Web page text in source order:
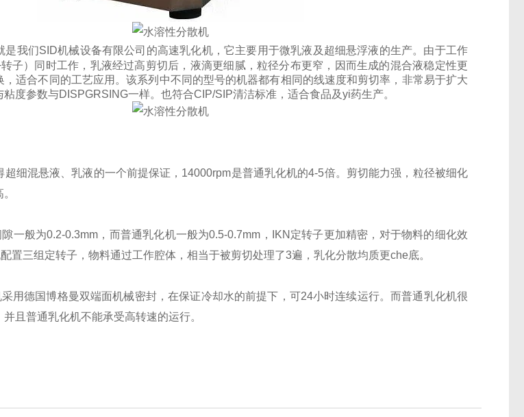
是我们SID机械设备有限公司的高速乳化机，它主要用于微乳液及超细悬浮液的生产。由于工作
子）同时工作，乳液经过高剪切后，液滴更细腻，粒径分布更窄，因而生成的混合液稳定性更
适合不同的工艺应用。该系列中不同的型号的机器都有相同的线速度和剪切率，非常易于扩大
度参数与DISPGRSING一样。也符合CIP/SIP清洁标准，适合食品及yi药生产。
超细混悬液、乳液的一个前提保证，14000rpm是普通乳化机的4-5倍。剪切能力强，粒径被细化
隙一般为0.2-0.3mm，而普通乳化机一般为0.5-0.7mm，IKN定转子更加精密，对于物料的细化效
置三组定转子，物料通过工作腔体，相当于被剪切处理了3遍，乳化分散均质更che底。
用德国博格曼双端面机械密封，在保证冷却水的前提下，可24小时连续运行。而普通乳化机很
且普通乳化机不能承受高转速的运行。